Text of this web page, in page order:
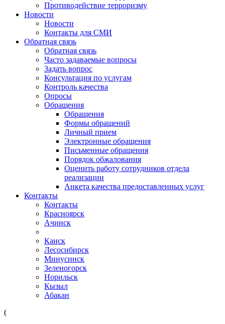
Противодействие терроризму
Новости
Новости
Контакты для СМИ
Обратная связь
Обратная связь
Часто задаваемые вопросы
Задать вопрос
Консультация по услугам
Контроль качества
Опросы
Обращения
Обращения
Формы обращений
Личный прием
Электронные обращения
Письменные обращения
Порядок обжалования
Оценить работу сотрудников отдела
реализации
Анкета качества предоставленных услуг
Контакты
Контакты
Красноярск
Ачинск
Канск
Лесосибирск
Минусинск
Зеленогорск
Норильск
Кызыл
Абакан
(